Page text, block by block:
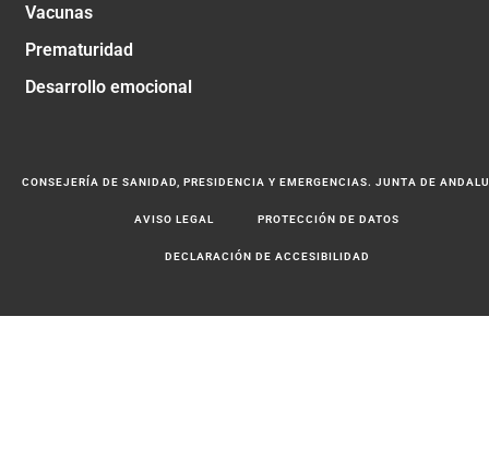
Vacunas
Prematuridad
Desarrollo emocional
CONSEJERÍA DE SANIDAD, PRESIDENCIA Y EMERGENCIAS. JUNTA DE
AVISO LEGAL PROTECCIÓN DE DATOS
DECLARACIÓN DE ACCESIBILIDAD